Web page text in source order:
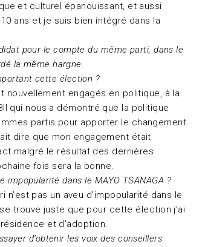
et culturel épanouissant, et aussi
ans et je suis bien intégré dans la
pour le compte du même parti, dans le
la même hargne.
cette élection ?
nouvellement engagés en politique, à la
qui nous a démontré que la politique
partis pour apporter le changement
dire que mon engagement était
malgré le résultat des dernières
fois sera la bonne.
impopularité dans le MAYO TSANAGA ?
n’est pas un aveu d’impopularité dans le
trouve juste que pour cette élection j’ai
et d’adoption.
d’obtenir les voix des conseillers